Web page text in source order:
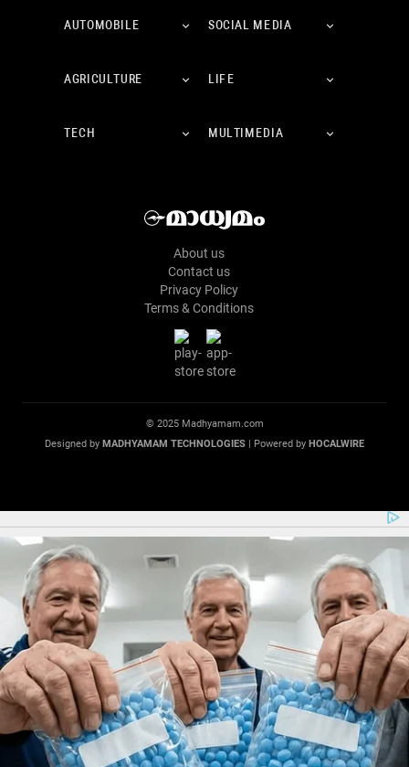
AUTOMOBILE SOCIAL MEDIA
AGRICULTURE LIFE
TECH MULTIMEDIA
About us
Contact us
Privacy Policy
Terms & Conditions
© 2025 Madhyamam.com
Designed by MADHYAMAM TECHNOLOGIES | Powered by HOCALWIRE